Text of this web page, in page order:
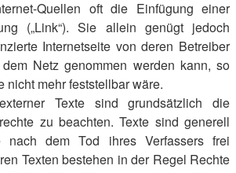
Quellen oft die Einfügung einer
(„Link“). Sie allein genügt jedoch
Internetseite von deren Betreiber
Netz genommen werden kann, so
nicht mehr feststellbar wäre.
Texte sind grundsätzlich die
zu beachten. Texte sind generell
nach dem Tod ihres Verfassers frei
Texten bestehen in der Regel Rechte